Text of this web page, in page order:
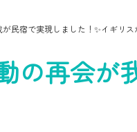
民宿で実現しました！✨イギリス
の再会が